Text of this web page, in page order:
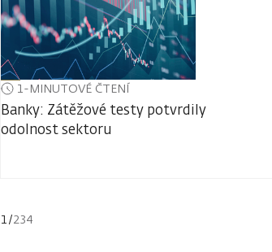
1-MINUTOVÉ ČTENÍ
Banky: Zátěžové testy potvrdily
odolnost sektoru
1 /234